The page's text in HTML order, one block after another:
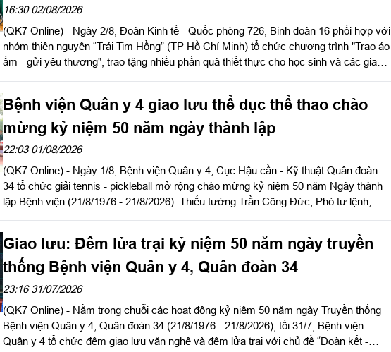
16:30 02/08/2026
(QK7 Online) - Ngày 2/8, Đoàn Kinh tế - Quốc phòng 726, Binh đoàn 16 phối hợp với
nhóm thiện nguyện “Trái Tim Hồng” (TP Hồ Chí Minh) tổ chức chương trình "Trao áo
ấm - gửi yêu thương", trao tặng nhiều phần quà thiết thực cho học sinh và các gia
Bệnh viện Quân y 4 giao lưu thể dục thể thao chào
mừng kỷ niệm 50 năm ngày thành lập
22:03 01/08/2026
(QK7 Online) - Ngày 1/8, Bệnh viện Quân y 4, Cục Hậu cần - Kỹ thuật Quân đoàn
34 tổ chức giải tennis - pickleball mở rộng chào mừng kỷ niệm 50 năm Ngày thành
lập Bệnh viện (21/8/1976 - 21/8/2026). Thiếu tướng Trần Công Đức, Phó tư lệnh,
Giao lưu: Đêm lửa trại kỷ niệm 50 năm ngày truyền
thống Bệnh viện Quân y 4, Quân đoàn 34
23:16 31/07/2026
(QK7 Online) - Nằm trong chuỗi các hoạt động kỷ niệm 50 năm ngày Truyền thống
Bệnh viện Quân y 4, Quân đoàn 34 (21/8/1976 - 21/8/2026), tối 31/7, Bệnh viện
Quân y 4 tổ chức đêm giao lưu văn nghệ và đêm lửa trại với chủ đề “Đoàn kết -